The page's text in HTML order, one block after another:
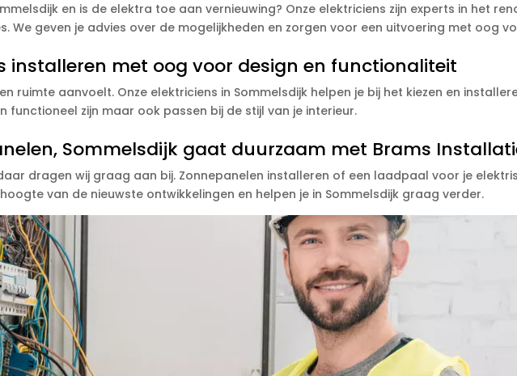
en is de elektra toe aan vernieuwing? Onze elektriciens zijn experts in het
We geven je advies over de mogelijkheden en zorgen voor een uitvoering met oog
installeren met oog voor design en functionaliteit
ruimte aanvoelt. Onze elektriciens in Sommelsdijk helpen je bij het kiezen en
functioneel zijn maar ook passen bij de stijl van je interieur.
Sommelsdijk gaat duurzaam met Brams
dragen wij graag aan bij. Zonnepanelen installeren of een laadpaal voor je
van de nieuwste ontwikkelingen en helpen je in Sommelsdijk graag verder.